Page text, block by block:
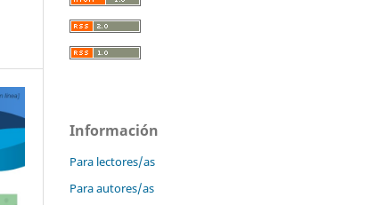
Información
Para lectores/as
Para autores/as